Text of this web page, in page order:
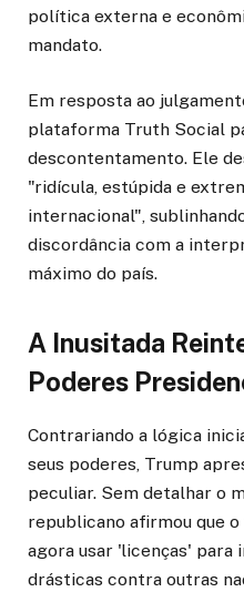
política externa e
mandato.
Em resposta ao
plataforma Truth Social
descontentamento. Ele
"ridícula, estúpida e
internacional",
discordância com a
máximo do país.
A Inusitada
Poderes
Contrariando a lógica
seus poderes, Trump
peculiar. Sem detalhar o
republicano afirmou que
agora usar 'licenças' para
drásticas contra outras